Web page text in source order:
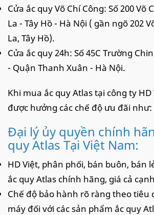
Cửa ắc quy Võ Chí Công: Số 200 Võ
La - Tây Hồ - Hà Nội ( gần ngõ 202
La, Tây Hồ).
Cửa ắc quy 24h: Số 45C Trường
- Quận Thanh Xuân - Hà Nội.
Khi mua ắc quy Atlas tại công ty
được hưởng các chế độ ưu đãi như:
Đại lý ủy quyền chính
quy Atlas Tại Việt Nam:
HD Việt, phân phối, bán buôn, bán
ắc quy Atlas chính hãng, giá cả
Chế độ bảo hành rõ ràng theo tiêu
máy đối với các sản phẩm ắc quy